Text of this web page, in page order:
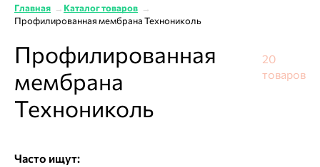
Главная
Каталог товаров
Профилированная мембрана Технониколь
Профилированная
мембрана
Технониколь
20
товаров
Часто ищут: